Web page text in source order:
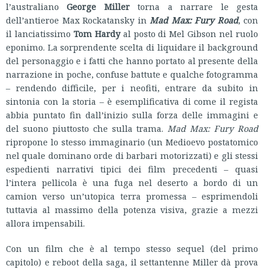
l’australianoGeorge Millertorna a narrare le gesta
dell’antieroe Max Rockatansky in Mad Max: Fury Road, con
il lanciatissimo Tom Hardyal posto di Mel Gibson nel ruolo
eponimo. La sorprendente scelta di liquidare il background
del personaggio e i fatti che hanno portato al presente della
narrazione in poche, confuse battute e qualche fotogramma
– rendendo difficile, per i neofiti, entrare da subito in
sintonia con la storia – è esemplificativa di come il regista
abbia puntato fin dall’inizio sulla forza delle immagini e
del suono piuttosto che sulla trama.Mad Max: Fury Road
ripropone lo stesso immaginario (un Medioevo postatomico
nel quale dominano orde di barbari motorizzati) e gli stessi
espedienti narrativi tipici dei film precedenti – quasi
l’intera pellicola è una fuga nel deserto a bordo di un
camion verso un’utopica terra promessa – esprimendoli
tuttavia al massimo della potenza visiva, grazie a mezzi
allora impensabili.
Con un film che è al tempo stesso sequel (del primo
capitolo) e reboot della saga, il settantenne Miller dà prova